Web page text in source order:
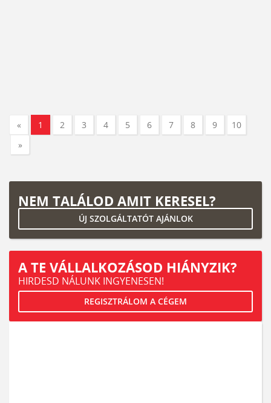
« 1 2 3 4 5 6 7 8 9
10
»
NEM TALÁLOD AMIT KERESEL?
ÚJ SZOLGÁLTATÓT AJÁNLOK
A TE VÁLLALKOZÁSOD HIÁNYZIK?
HIRDESD NÁLUNK INGYENESEN!
REGISZTRÁLOM A CÉGEM